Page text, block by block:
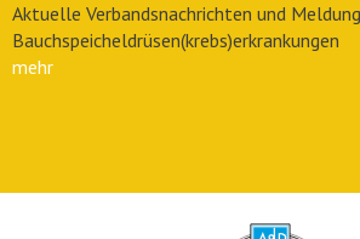
Aktuelle Verbandsnachrichten und
Bauchspeicheldrüsen(krebs)erkrankungen
mehr